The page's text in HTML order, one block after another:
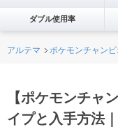
ダブル使用率
アルテマ ポケモンチャン
【ポケモンチャ
イプと入手方法